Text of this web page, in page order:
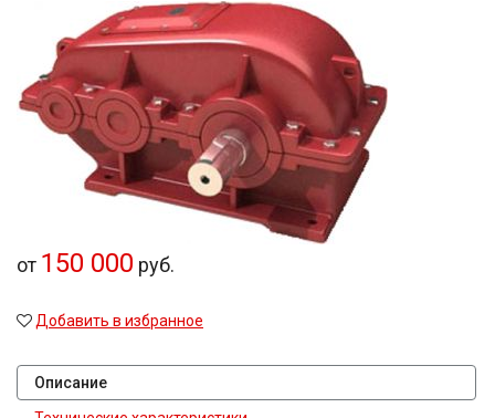
от 150 000 руб.
Добавить в избранное
Описание